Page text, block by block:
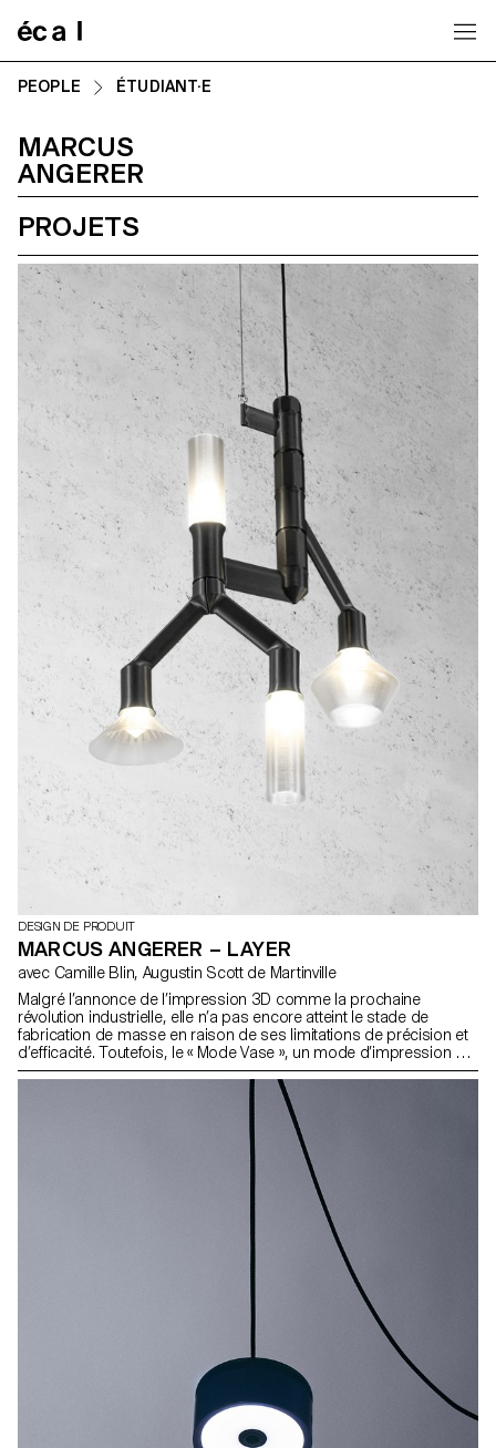
PEOPLE ÉTUDIANT·E
MARCUS
ANGERER
PROJETS
DESIGN DE PRODUIT
MARCUS ANGERER – LAYER
avec Camille Blin, Augustin Scott de Martinville
Malgré l’annonce de l’impression 3D comme la prochaine
révolution industrielle, elle n’a pas encore atteint le stade de
fabrication de masse en raison de ses limitations de précision et
d’efficacité. Toutefois, le « Mode Vase », un mode d’impression en
ligne spirale continue, montre des promesses pour surmonter
ces limites en offrant des résultats plus propres et plus rapides,
malgré les défis qu’il présente. Ce projet explore le potentiel du
« Mode Vase » en repoussant ses limites et présente « Layer », un
système d’éclairage entièrement imprimé en ABS, qui tire parti
des capacités uniques de cette technologie.